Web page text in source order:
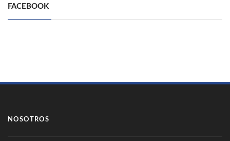
FACEBOOK
NOSOTROS